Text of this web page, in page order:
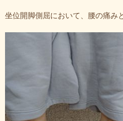
坐位開脚側屈において、腰の痛み